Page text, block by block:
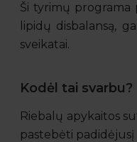
Ši tyrimų programa
lipidų disbalansą,
sveikatai.
Kodėl tai svarbu?
Riebalų apykaitos
pastebėti